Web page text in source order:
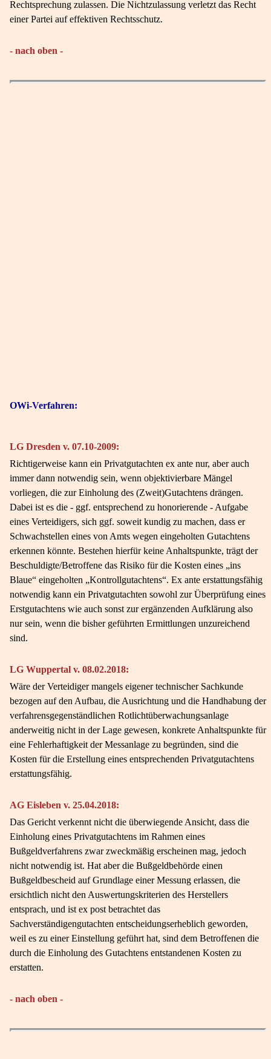
Rechtsprechung zulassen. Die Nichtzulassung verletzt das Recht
einer Partei auf effektiven Rechtsschutz.
- nach oben -
OWi-Verfahren:
LG Dresden v. 07.10-2009:
Richtigerweise kann ein Privatgutachten ex ante nur, aber auch
immer dann notwendig sein, wenn objektivierbare Mängel
vorliegen, die zur Einholung des (Zweit)Gutachtens drängen.
Dabei ist es die - ggf. entsprechend zu honorierende - Aufgabe
eines Verteidigers, sich ggf. soweit kundig zu machen, dass er
Schwachstellen eines von Amts wegen eingeholten Gutachtens
erkennen könnte. Bestehen hierfür keine Anhaltspunkte, trägt der
Beschuldigte/Betroffene das Risiko für die Kosten eines „ins
Blaue“ eingeholten „Kontrollgutachtens“. Ex ante erstattungsfähig
notwendig kann ein Privatgutachten sowohl zur Überprüfung eines
Erstgutachtens wie auch sonst zur ergänzenden Aufklärung also
nur sein, wenn die bisher geführten Ermittlungen unzureichend
sind.
LG Wuppertal v. 08.02.2018:
Wäre der Verteidiger mangels eigener technischer Sachkunde
bezogen auf den Aufbau, die Ausrichtung und die Handhabung der
verfahrensgegenständlichen Rotlichtüberwachungsanlage
anderweitig nicht in der Lage gewesen, konkrete Anhaltspunkte für
eine Fehlerhaftigkeit der Messanlage zu begründen, sind die
Kosten für die Erstellung eines entsprechenden Privatgutachtens
erstattungsfähig.
AG Eisleben v. 25.04.2018:
Das Gericht verkennt nicht die überwiegende Ansicht, dass die
Einholung eines Privatgutachtens im Rahmen eines
Bußgeldverfahrens zwar zweckmäßig erscheinen mag, jedoch
nicht notwendig ist. Hat aber die Bußgeldbehörde einen
Bußgeldbescheid auf Grundlage einer Messung erlassen, die
ersichtlich nicht den Auswertungskriterien des Herstellers
entsprach, und ist ex post betrachtet das
Sachverständigengutachten entscheidungserheblich geworden,
weil es zu einer Einstellung geführt hat, sind dem Betroffenen die
durch die Einholung des Gutachtens entstandenen Kosten zu
erstatten.
- nach oben -